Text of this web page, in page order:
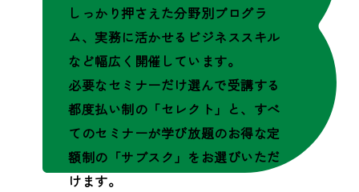
しっかり押さえた分野別プログラ
ム、実務に活かせるビジネススキル
など幅広く開催しています。
必要なセミナーだけ選んで受講する
都度払い制の「セレクト」と、すべ
てのセミナーが学び放題のお得な定
額制の「サブスク」をお選びいただ
けます。